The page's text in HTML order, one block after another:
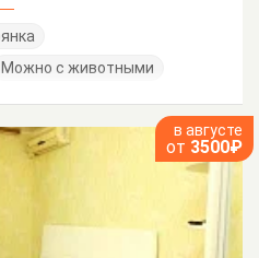
Можно с животными
в августе
от 3500₽